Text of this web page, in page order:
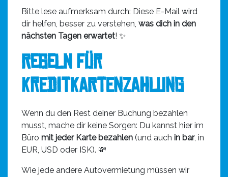
Bitte lese aufmerksam durch: Diese E-Mail wird
dir helfen, besser zu verstehen, was dich in den
nächsten Tagen erwartet! ✨
Regeln für
Kreditkartenzahlung
Wenn du den Rest deiner Buchung bezahlen
musst, mache dir keine Sorgen: Du kannst hier im
Büro mit jeder Karte bezahlen (und auch in bar, in
EUR, USD oder ISK). 💸
Wie jede andere Autovermietung müssen wir